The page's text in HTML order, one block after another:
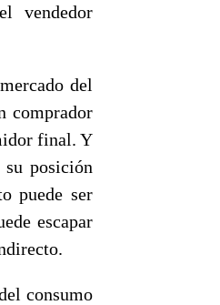
vendedor
del
comprador
final. Y
posición
puede ser
escapar
consumo